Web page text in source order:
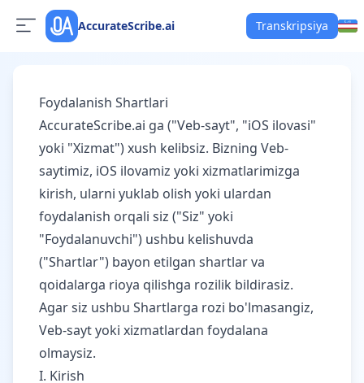
AccurateScribe.ai Transkripsiya
Foydalanish Shartlari
AccurateScribe.ai ga ("Veb-sayt", "iOS ilovasi"
yoki "Xizmat") xush kelibsiz. Bizning Veb-
saytimiz, iOS ilovamiz yoki xizmatlarimizga
kirish, ularni yuklab olish yoki ulardan
foydalanish orqali siz ("Siz" yoki
"Foydalanuvchi") ushbu kelishuvda
("Shartlar") bayon etilgan shartlar va
qoidalarga rioya qilishga rozilik bildirasiz.
Agar siz ushbu Shartlarga rozi bo'lmasangiz,
Veb-sayt yoki xizmatlardan foydalana
olmaysiz.
I. Kirish